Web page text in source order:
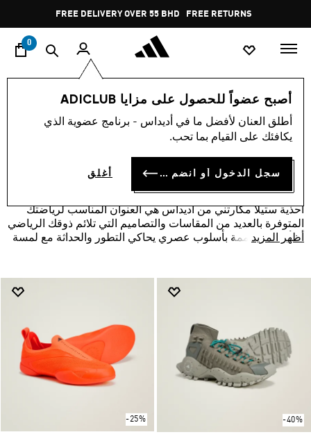
Pause
promotion
rotation
FREE DELIVERY OVER 55 BHD FREE RETURNS
0
أصبح عضواً للحصول على مزايا ADICLUB
أطلق العنان لأفضل ما في أديداس - برنامج عضوية الذي
يكافئك على القيام بما تحب.
سجل الدخول أو انضم الآن أغلق
اسلوب حياة
العلامات التجارية
أديداس من Stella McCartney
أحذية
أحذية ستيلا مكارتني
فلتر و صنف
أحذية ستيلا مكارتني من أديداس هي العنوان المناسب لرياضتك
المتوفرة بالعديد من المقاسات والتصاميم التي تلائم ذوقك الرياضي
والأحذية مُصممة بأسلوب عصري يحاكي التطور والحداثة مع لمسة
أظهر المزيد
-40%
-25%